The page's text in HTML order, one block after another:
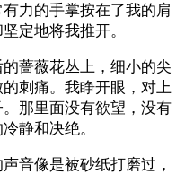
力的手掌按在了我的肩
定地将我推开。
蔷薇花丛上，细小的尖
刺痛。我睁开眼，对上
那里面没有欲望，没有
静和决绝。
音像是被砂纸打磨过，